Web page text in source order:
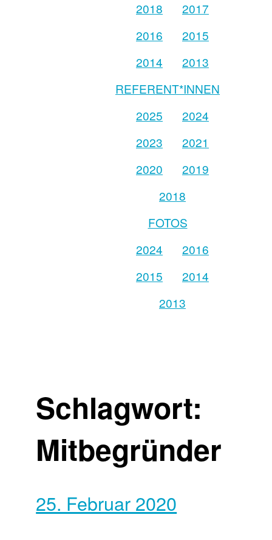
2018
2017
2016
2015
2014
2013
REFERENT*INNEN
2025
2024
2023
2021
2020
2019
2018
FOTOS
2024
2016
2015
2014
2013
Schlagwort:
Mitbegründer
25. Februar 2020